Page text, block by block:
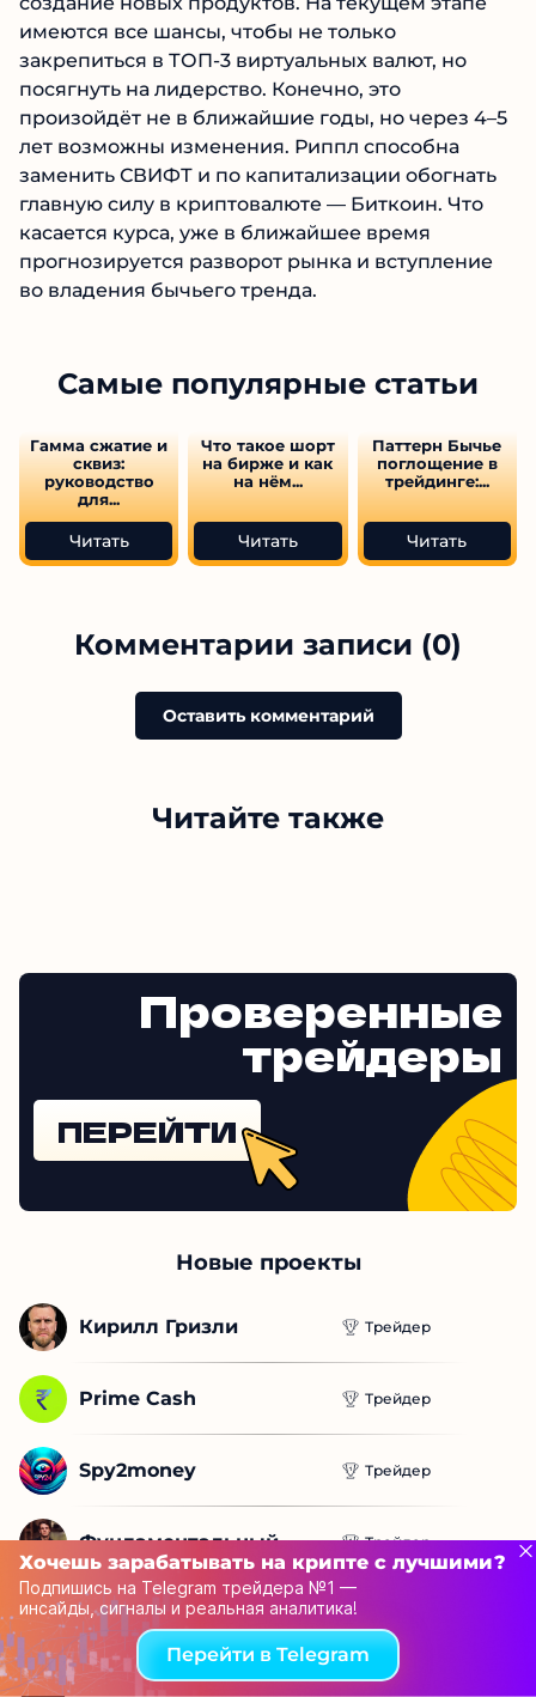
имеются все шансы, чтобы не только
закрепиться в ТОП-3 виртуальных валют, но
посягнуть на лидерство. Конечно, это
произойдёт не в ближайшие годы, но через 4–5
лет возможны изменения. Риппл способна
заменить СВИФТ и по капитализации обогнать
главную силу в криптовалюте — Биткоин. Что
касается курса, уже в ближайшее время
прогнозируется разворот рынка и вступление
во владения бычьего тренда.
Самые популярные статьи
Гамма сжатие и
сквиз:
руководство
для...
Читать
Что такое шорт
на бирже и как
на нём...
Читать
Паттерн Бычье
поглощение в
трейдинге:...
Читать
Комментарии записи (0)
Оставить комментарий
Читайте также
Проверенные
трейдеры
ПЕРЕЙТИ
Новые проекты
Кирилл Гризли Трейдер
Prime Cash Трейдер
Spy2money Трейдер
Фундаментальный... Трейдер
Alrosafah
Cexwex Трейдер
Хочешь зарабатывать на крипте с лучшими?
Подпишись на Telegram трейдера №1 —
инсайды, сигналы и реальная аналитика!
Перейти в Telegram